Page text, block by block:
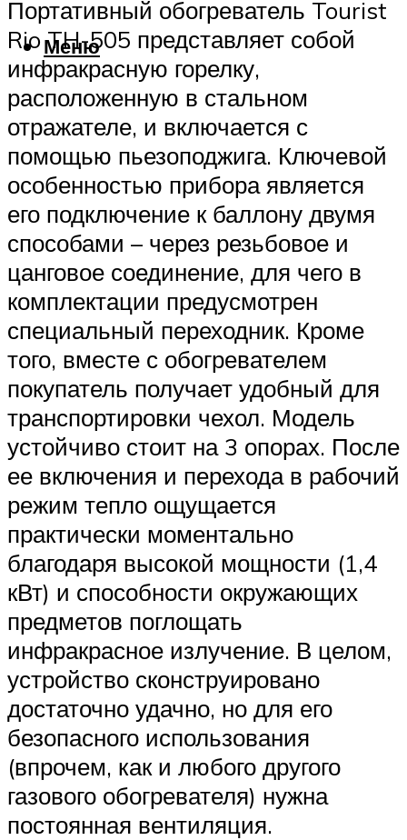
Меню
Портативный обогреватель Tourist
Rio TH-505 представляет собой
инфракрасную горелку,
расположенную в стальном
отражателе, и включается с
помощью пьезоподжига. Ключевой
особенностью прибора является
его подключение к баллону двумя
способами – через резьбовое и
цанговое соединение, для чего в
комплектации предусмотрен
специальный переходник. Кроме
того, вместе с обогревателем
покупатель получает удобный для
транспортировки чехол. Модель
устойчиво стоит на 3 опорах. После
ее включения и перехода в рабочий
режим тепло ощущается
практически моментально
благодаря высокой мощности (1,4
кВт) и способности окружающих
предметов поглощать
инфракрасное излучение. В целом,
устройство сконструировано
достаточно удачно, но для его
безопасного использования
(впрочем, как и любого другого
газового обогревателя) нужна
постоянная вентиляция.